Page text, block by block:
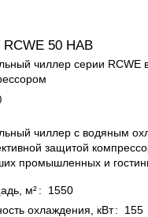
RCWE 50 HAB
чиллер серии RCWE
чиллер с водяным
защитой
промышленных и
м²:
1550
охлаждения, кВт:
155